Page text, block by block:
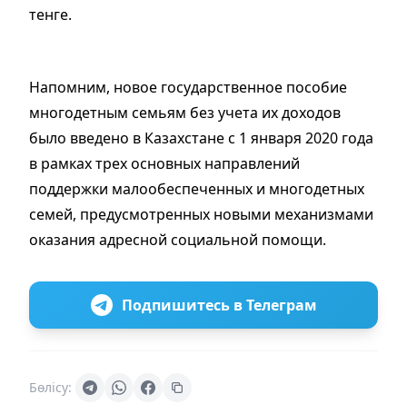
тенге.
Напомним, новое государственное пособие
многодетным семьям без учета их доходов
было введено в Казахстане с 1 января 2020 года
в рамках трех основных направлений
поддержки малообеспеченных и многодетных
семей, предусмотренных новыми механизмами
оказания адресной социальной помощи.
Подпишитесь в Телеграм
Бөлісу: